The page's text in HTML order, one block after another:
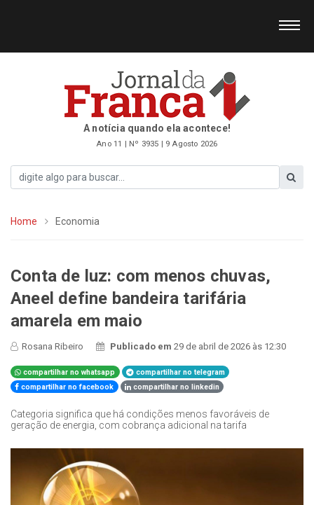
A notícia quando ela acontece!
Ano 11 | Nº 3935 | 9 Agosto 2026
Home Economia
Conta de luz: com menos chuvas,
Aneel define bandeira tarifária
amarela em maio
Rosana Ribeiro Publicado em29 de abril de 2026 às 12:30
compartilhar no whatsapp
compartilhar no telegram
compartilhar no facebook
compartilhar no linkedin
Categoria significa que há condições menos favoráveis de
geração de energia, com cobrança adicional na tarifa